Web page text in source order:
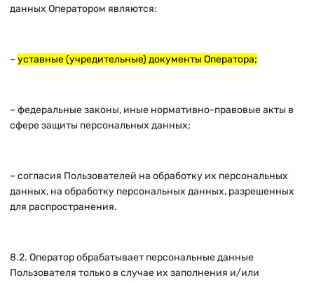
данных Оператором являются:
– уставные (учредительные) документы Оператора;
– федеральные законы, иные нормативно-правовые акты в
сфере защиты персональных данных;
– согласия Пользователей на обработку их персональных
данных, на обработку персональных данных, разрешенных
для распространения.
8.2. Оператор обрабатывает персональные данные
Пользователя только в случае их заполнения и/или